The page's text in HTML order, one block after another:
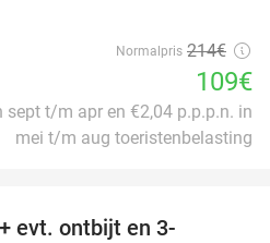
Normalpris 214€
109€
sept t/m apr en €2,04 p.p.p.n. in
mei t/m aug toeristenbelasting
evt. ontbijt en 3-